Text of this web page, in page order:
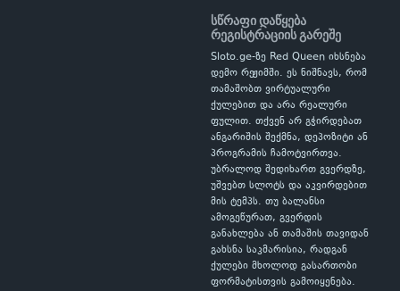
სწრაფი დაწყება
რეგისტრაციის გარეშე
Sloto.ge-ზე Red Queen იხსნება
დემო რეჟიმში. ეს ნიშნავს, რომ
თამაშობთ ვირტუალური
ქულებით და არა რეალური
ფულით. თქვენ არ გჭირდებათ
ანგარიშის შექმნა, დეპოზიტი ან
პროგრამის ჩამოტვირთვა.
უბრალოდ შედიხართ გვერდზე,
უშვებთ სლოტს და აკვირდებით
მის ტემპს. თუ ბალანსი
ამოგეწურათ, გვერდის
განახლება ან თამაშის თავიდან
გახსნა საკმარისია, რადგან
ქულები მხოლოდ გასართობი
ფორმატისთვის გამოიყენება.